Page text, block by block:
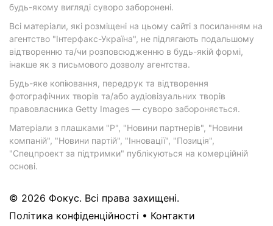
будь-якому вигляді суворо заборонені.
Всі матеріали, які розміщені на цьому сайті з посиланням на
агентство "Інтерфакс-Україна", не підлягають подальшому
відтворенню та/чи розповсюдженню в будь-якій формі,
інакше як з письмового дозволу агентства.
Будь-яке копіювання, передрук та відтворення
фотографічних творів та/або аудіовізуальних творів
правовласника Getty Images — суворо забороняється.
Матеріали з плашками "Р", "Новини партнерів", "Новини
компаній", "Новини партій", "Інновації", "Позиція",
"Спецпроект за підтримки" публікуються на комерційній
основі.
© 2026 Фокус. Всі права захищені.
Політика конфіденційності • Контакти